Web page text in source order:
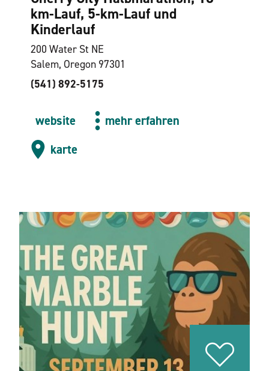
km-Lauf, 5-km-Lauf und
Kinderlauf
200 Water St NE
Salem, Oregon 97301
(541) 892-5175
website
mehr erfahren
karte